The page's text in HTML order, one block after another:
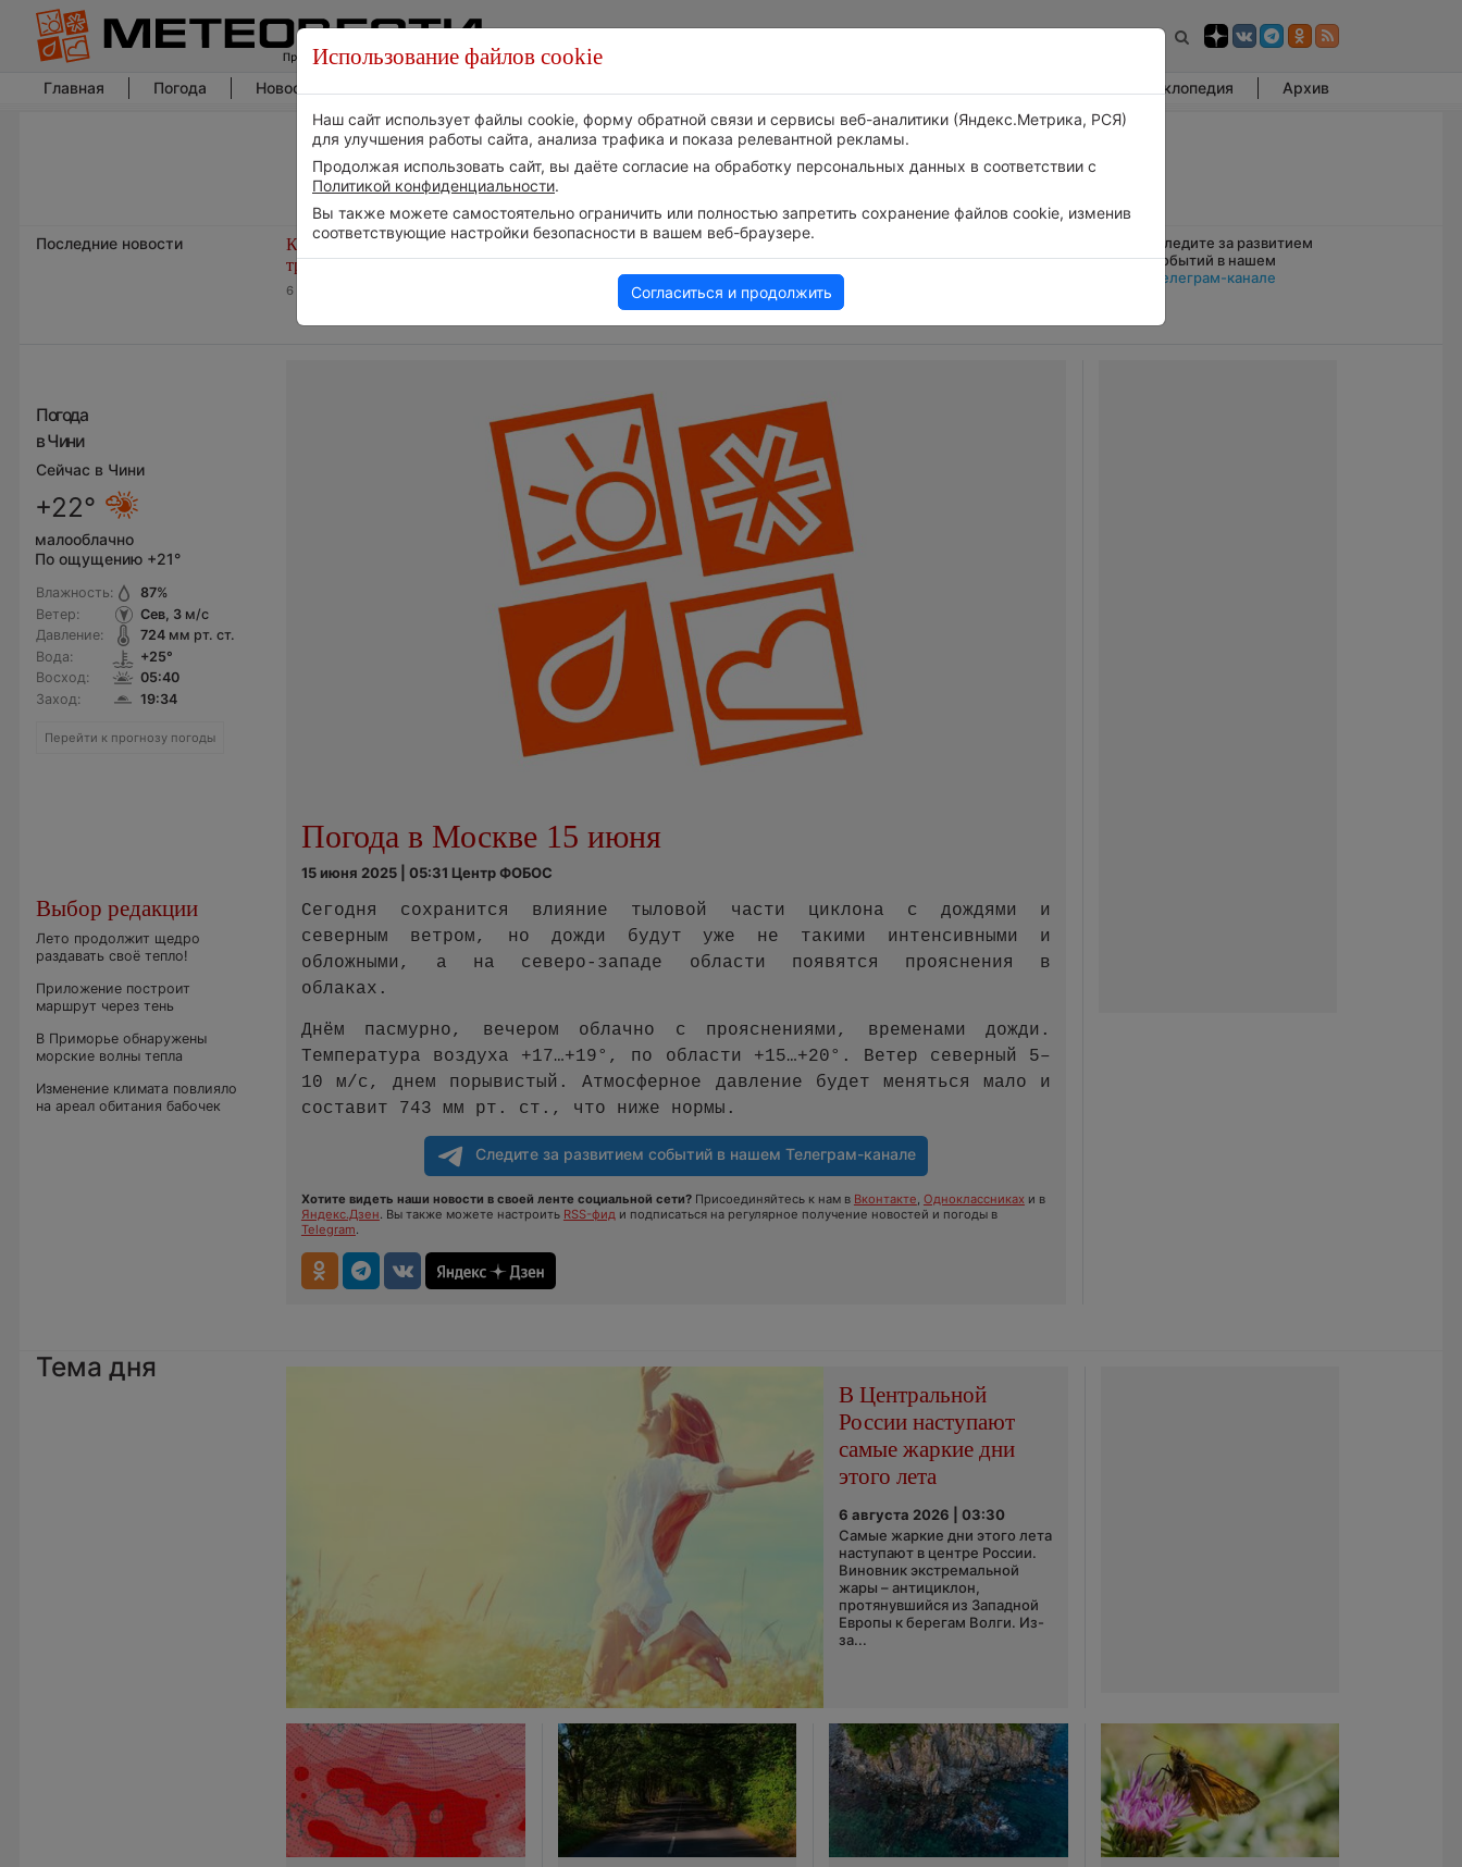
Главная Погода Новости погоды Энциклопедия Архив
Последние новости
Космическая погода и
транспорт
6 августа 2026 | 15:13
Приложение построит маршрут
через тень
6 августа 2026 | 13:12
Следите за развитием
событий в нашем
Телеграм-канале
Погода
в Чини
Сейчас в Чини
+22°
малооблачно
По ощущению +21°
Влажность:
Ветер:
Давление:
Вода:
Восход:
Заход:
87%
Сев, 3м/с
724мм рт. ст.
+25°
05:40
19:34
Перейти к прогнозу погоды
Выбор редакции
Лето продолжит щедро
раздавать своё тепло!
Приложение построит
маршрут через тень
В Приморье обнаружены
морские волны тепла
Изменение климата повлияло
на ареал обитания бабочек
Погода в Москве 15 июня
15 июня 2025 | 05:31 Центр ФОБОС
Сегодня сохранится влияние тыловой части циклона с дождями и
северным ветром, но дожди будут уже не такими интенсивными и
обложными, а на северо-западе области появятся прояснения в
облаках.
Днём пасмурно, вечером облачно с прояснениями, временами дожди.
Температура воздуха +17…+19°, по области +15…+20°. Ветер северный 5–
10 м/с, днем порывистый. Атмосферное давление будет меняться мало и
составит 743 мм рт. ст., что ниже нормы.
Следите за развитием событий в нашем Телеграм-канале
Хотите видеть наши новости в своей ленте социальной сети?Присоединяйтесь к нам в Вконтакте, Одноклассникахи в
Яндекс.Дзен. Вы также можете настроить RSS-фиди подписаться на регулярное получение новостей и погоды в
Telegram.
Тема дня
В Центральной
России наступают
самые жаркие дни
этого лета
6 августа 2026 | 03:30
Самые жаркие дни этого лета
наступают в центре России.
Виновник экстремальной
жары – антициклон,
протянувшийся из Западной
Европы к берегам Волги. Из-
за...
Использование файлов cookie
Наш сайт использует файлы cookie, форму обратной связи и сервисы веб-аналитики (Яндекс.Метрика, РСЯ)
для улучшения работы сайта, анализа трафика и показа релевантной рекламы.
Продолжая использовать сайт, вы даёте согласие на обработку персональных данных в соответствии с
Политикой конфиденциальности.
Вы также можете самостоятельно ограничить или полностью запретить сохранение файлов cookie, изменив
соответствующие настройки безопасности в вашем веб-браузере.
Согласиться и продолжить